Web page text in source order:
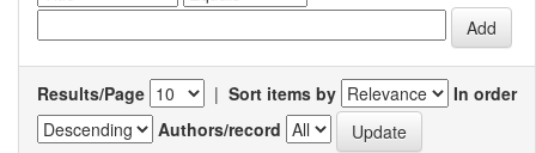
Results/Page | Sort items by
In order
Authors/record